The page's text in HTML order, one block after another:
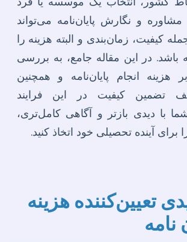
و نگارش پایان‌نامه می‌تواند
کیفیت، زمان‌بندی و البته هزینه را
باشد. در این مقاله جامع، به بررسی
هزینه انجام پایان‌نامه و همچنین
تضمین کیفیت در این فرایند
با دیدی بازتر و آگاهی کامل‌تری،
برای آینده تحصیلی خود اتخاذ کنید.
تعیین‌کننده هزینه
نامه